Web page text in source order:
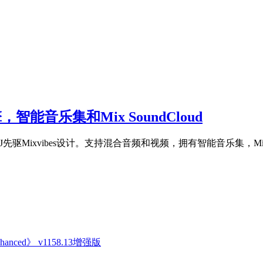
智能音乐集和Mix SoundCloud
驱Mixvibes设计。支持混合音频和视频，拥有智能音乐集，
》 v1158.13增强版